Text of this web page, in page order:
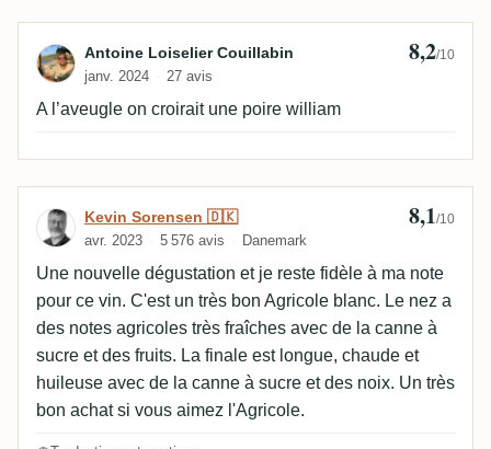
Avis de Antoine Loiselier Couillabin
Antoine Loiselier Couillabin
janv. 2024 27 avis
8,2/10
A l’aveugle on croirait une poire william
Avis de Kevin Sorensen 🇩🇰
Kevin Sorensen 🇩🇰
avr. 2023 5 576 avis Danemark
8,1/10
Une nouvelle dégustation et je reste fidèle à ma note
pour ce vin. C'est un très bon Agricole blanc. Le nez a
des notes agricoles très fraîches avec de la canne à
sucre et des fruits. La finale est longue, chaude et
huileuse avec de la canne à sucre et des noix. Un très
bon achat si vous aimez l'Agricole.